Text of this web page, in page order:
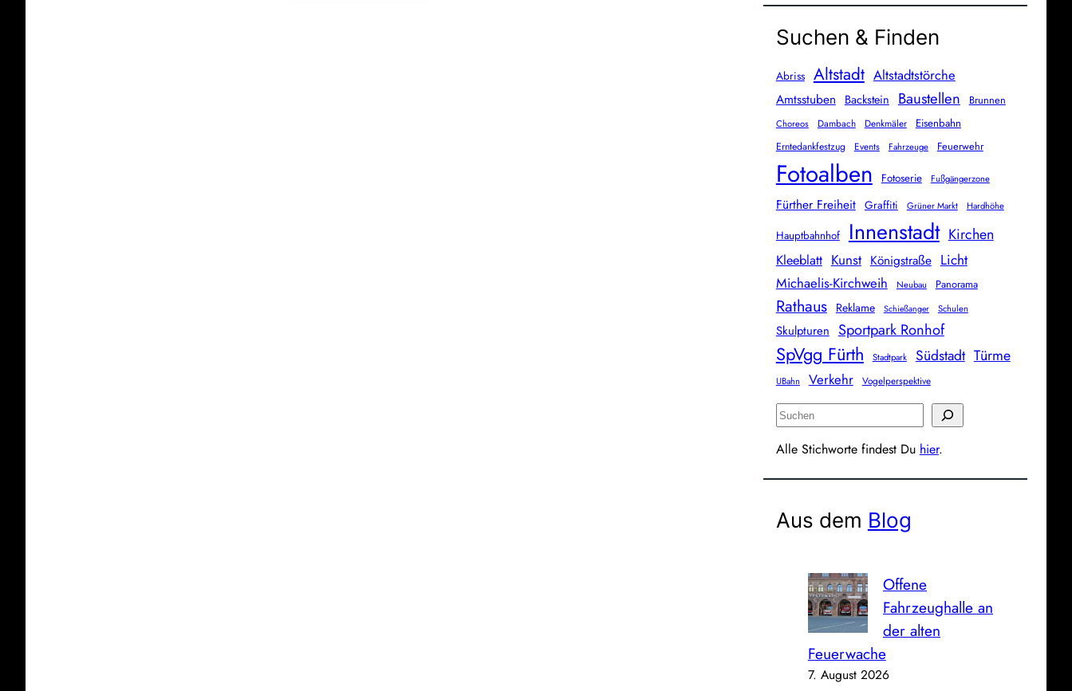
Suchen & Finden
Abriss Altstadt Altstadtstörche
Amtsstuben Backstein Baustellen Brunnen
Choreos Dambach Denkmäler Eisenbahn
Erntedankfestzug Events Fahrzeuge Feuerwehr
Fotoalben Fotoserie Fußgängerzone
Fürther Freiheit Graffiti Grüner Markt Hardhöhe
Hauptbahnhof Innenstadt Kirchen
Kleeblatt Kunst Königstraße Licht
Michaelis-Kirchweih Neubau Panorama
Rathaus Reklame Schießanger Schulen
Skulpturen Sportpark Ronhof
SpVgg Fürth Stadtpark Südstadt Türme
UBahn Verkehr Vogelperspektive
S
c
h
n
Alle Stichworte findest Du hier.
Aus dem Blog
Offene
Fahrzeughalle an
der alten
Feuerwache
7. August 2026